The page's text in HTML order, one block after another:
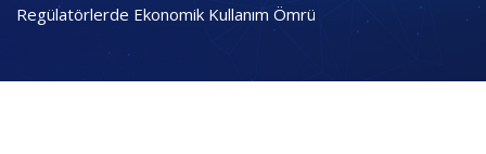
Regülatörlerde Ekonomik Kullanım Ömrü